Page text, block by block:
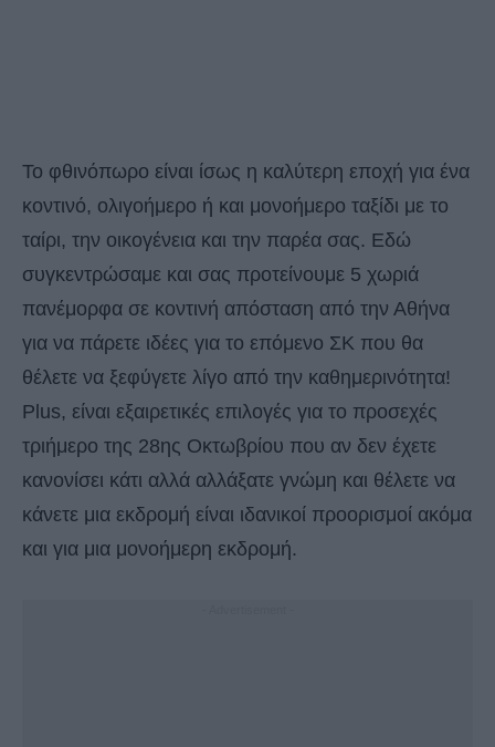
Το φθινόπωρο είναι ίσως η καλύτερη εποχή για ένα
κοντινό, ολιγοήμερο ή και μονοήμερο ταξίδι με το
ταίρι, την οικογένεια και την παρέα σας. Εδώ
συγκεντρώσαμε και σας προτείνουμε 5 χωριά
πανέμορφα σε κοντινή απόσταση από την Αθήνα
για να πάρετε ιδέες για το επόμενο ΣΚ που θα
θέλετε να ξεφύγετε λίγο από την καθημερινότητα!
Plus, είναι εξαιρετικές επιλογές για το προσεχές
τριήμερο της 28ης Οκτωβρίου που αν δεν έχετε
κανονίσει κάτι αλλά αλλάξατε γνώμη και θέλετε να
κάνετε μια εκδρομή είναι ιδανικοί προορισμοί ακόμα
και για μια μονοήμερη εκδρομή.